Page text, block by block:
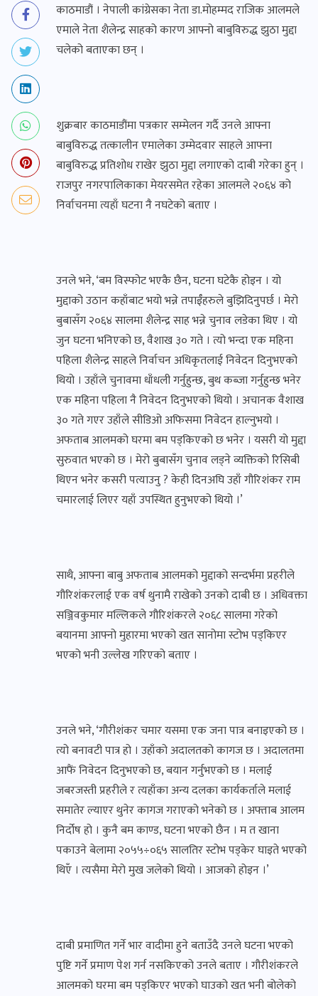
काठमाडौं । नेपाली कांग्रेसका नेता डा.मोहम्मद राजिक आलमले
एमाले नेता शैलेन्द्र साहको कारण आफ्नो बाबुविरुद्ध झुठा मुद्दा
चलेको बताएका छन् ।
शुक्रबार काठमाडौंमा पत्रकार सम्मेलन गर्दै उनले आफ्ना
बाबुविरुद्ध तत्कालीन एमालेका उम्मेदवार साहले आफ्ना
बाबुविरुद्ध प्रतिशोध राखेर झुठा मुद्दा लगाएको दाबी गरेका हुन् ।
राजपुर नगरपालिकाका मेयरसमेत रहेका आलमले २०६४ को
निर्वाचनमा त्यहाँ घटना नै नघटेको बताए ।
उनले भने, ‘बम विस्फोट भएकै छैन, घटना घटेकै होइन । यो
मुद्दाको उठान कहाँबाट भयो भन्ने तपाईँहरुले बुझिदिनुपर्छ । मेरो
बुबासँग २०६४ सालमा शैलेन्द्र साह भन्ने चुनाव लडेका थिए । यो
जुन घटना भनिएको छ, वैशाख ३० गते । त्यो भन्दा एक महिना
पहिला शैलेन्द्र साहले निर्वाचन अधिकृतलाई निवेदन दिनुभएको
थियो । उहाँले चुनावमा धाँधली गर्नुहुन्छ, बुथ कब्जा गर्नुहुन्छ भनेर
एक महिना पहिला नै निवेदन दिनुभएको थियो । अचानक वैशाख
३० गते गएर उहाँले सीडिओ अफिसमा निवेदन हाल्नुभयो ।
अफताब आलमको घरमा बम पड्किएको छ भनेर । यसरी यो मुद्दा
सुरुवात भएको छ । मेरो बुबासँग चुनाव लड्ने व्यक्तिको रिसिबी
थिएन भनेर कसरी पत्याउनु ? केही दिनअघि उहाँ गौरिशंकर राम
चमारलाई लिएर यहाँ उपस्थित हुनुभएको थियो ।’
साथै, आफ्ना बाबु अफताब आलमको मुद्दाको सन्दर्भमा प्रहरीले
गौरिशंकरलाई एक वर्ष थुनामै राखेको उनको दाबी छ । अधिवक्ता
सञ्जिवकुमार मल्लिकले गौरिशंकरले २०६८ सालमा गरेको
बयानमा आफ्नो मुहारमा भएको खत सानोमा स्टोभ पड्किएर
भएको भनी उल्लेख गरिएको बताए ।
उनले भने, ‘गौरीशंकर चमार यसमा एक जना पात्र बनाइएको छ ।
त्यो बनावटी पात्र हो । उहाँको अदालतको कागज छ । अदालतमा
आफैं निवेदन दिनुभएको छ, बयान गर्नुभएको छ । मलाई
जबरजस्ती प्रहरीले र त्यहाँका अन्य दलका कार्यकर्ताले मलाई
समातेर ल्याएर थुनेर कागज गराएको भनेको छ । अफ्ताब आलम
निर्दोष हो । कुनै बम काण्ड, घटना भएको छैन । म त खाना
पकाउने बेलामा २०५५÷०६५ सालतिर स्टोभ पड्केर घाइते भएको
थिएँ । त्यसैमा मेरो मुख जलेको थियो । आजको होइन ।’
दाबी प्रमाणित गर्ने भार वादीमा हुने बताउँदै उनले घटना भएको
पुष्टि गर्ने प्रमाण पेश गर्न नसकिएको उनले बताए । गौरीशंकरले
आलमको घरमा बम पड्किएर भएको घाउको खत भनी बोलेको